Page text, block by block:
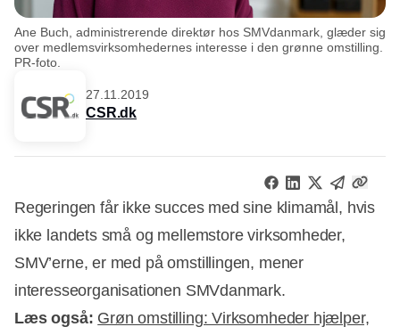
Ane Buch, administrerende direktør hos SMVdanmark, glæder sig
over medlemsvirksomhedernes interesse i den grønne omstilling.
PR-foto.
27.11.2019
CSR.dk
Regeringen får ikke succes med sine klimamål, hvis
ikke landets små og mellemstore virksomheder,
SMV’erne, er med på omstillingen, mener
interesseorganisationen SMVdanmark.
Læs også: Grøn omstilling: Virksomheder hjælper,